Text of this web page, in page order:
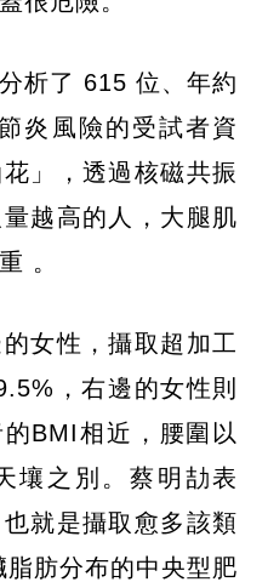
析了 615 位、年約
炎風險的受試者資
」，透過核磁共振
越高的人，大腿肌
。
女性，攝取超加工
，右邊的女性則
BMI相近，腰圍以
壤之別。蔡明劼表
就是攝取愈多該類
肪分布的中央型肥